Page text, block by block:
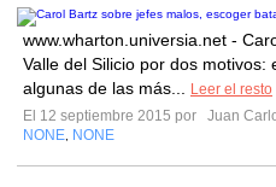
www.wharton.universia.net -
Valle del Silicio por dos
algunas de las más...
Leer el resto
El 12 septiembre 2015 por
Juan
NONE NONE